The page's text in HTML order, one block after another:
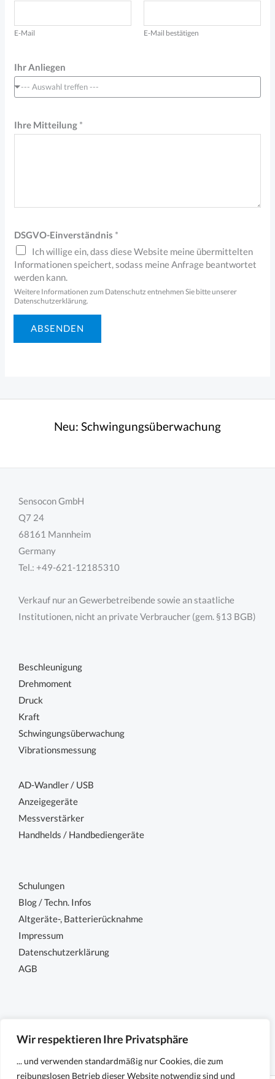
Wir respektieren Ihre Privatsphäre
... und verwenden standardmäßig nur Cookies, die zum
reibungslosen Betrieb dieser Website notwendig sind und
r
s
o
E-Mail E-Mail bestätigen
Ihr Anliegen
--- Auswahl treffen ---
Ihre Mitteilung *
DSGVO-Einverständnis *
Ich willige ein, dass diese Website meine übermittelten
Informationen speichert, sodass meine Anfrage beantwortet
werden kann.
Weitere Informationen zum Datenschutz entnehmen Sie bitte unserer
Datenschutzerklärung.
ABSENDEN
Neu: Schwingungsüberwachung
Sensocon GmbH
Q7 24
68161 Mannheim
Germany
Tel.: +49-621-12185310
Verkauf nur an Gewerbetreibende sowie an staatliche
Institutionen, nicht an private Verbraucher (gem. §13 BGB)
Beschleunigung
Drehmoment
Druck
Kraft
Schwingungsüberwachung
Vibrationsmessung
AD-Wandler / USB
Anzeigegeräte
Messverstärker
Handhelds / Handbediengeräte
Schulungen
Blog / Techn. Infos
Altgeräte-, Batterierücknahme
Impressum
Datenschutzerklärung
AGB